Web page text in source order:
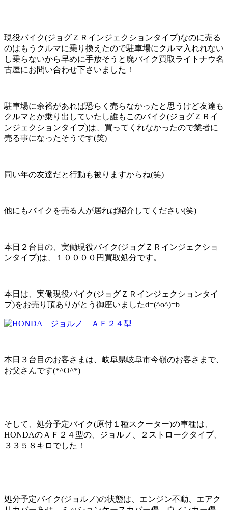
現役バイク(ジョグＺＲインジェクションタイプ)なのに売る
のはもうクルマに乗り換えたので駐車場にクルマ入れれない
し乗らないから早めに手放そうと廃バイク買取ライトナウ名
古屋にお問い合わせ下さいました！
駐車場に余裕があれば恐らく売らなかったと思うけど友達も
クルマとか乗り出していたし誰もこのバイク(ジョグＺＲイ
ンジェクションタイプ)は、買ってくれなかったので業者に
売る事になったそうです(笑)
同い年の友達だと行動も被りますからね(笑)
他にもバイクを売る人が居れば紹介してください(笑)
本日２台目の、実働現役バイク(ジョグＺＲインジェクショ
ンタイプ)は、１００００円買取処分です。
本日は、実働現役バイク(ジョグＺＲインジェクションタイ
プ)をお売り頂ありがとう御座いましたd=(^o^)=b
本日３台目のお客さまは、岐阜県岐阜市今嶺のお客さまで、
お父さんです(*^O^*)
そして、処分予定バイク(原付１種スクーター)の車種は、
HONDAのＡＦ２４型の、ジョルノ、２ストロークタイプ、
３３５８キロでした！
処分予定バイク(ジョルノ)の状態は、エンジン不動、エアク